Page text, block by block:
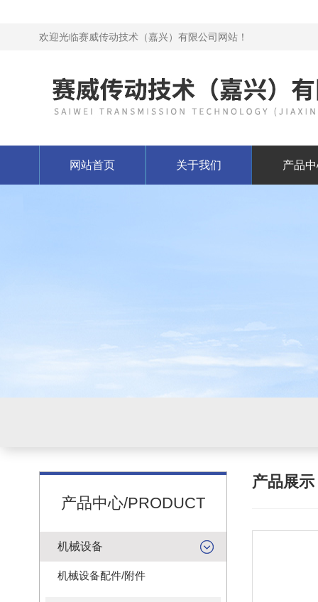
欢迎光临赛威传动技术（嘉兴）有限公司网站！
网站首页 关于我们 产品
产品中心/PRODUCT
机械设备
机械设备配件/附件
产品展示